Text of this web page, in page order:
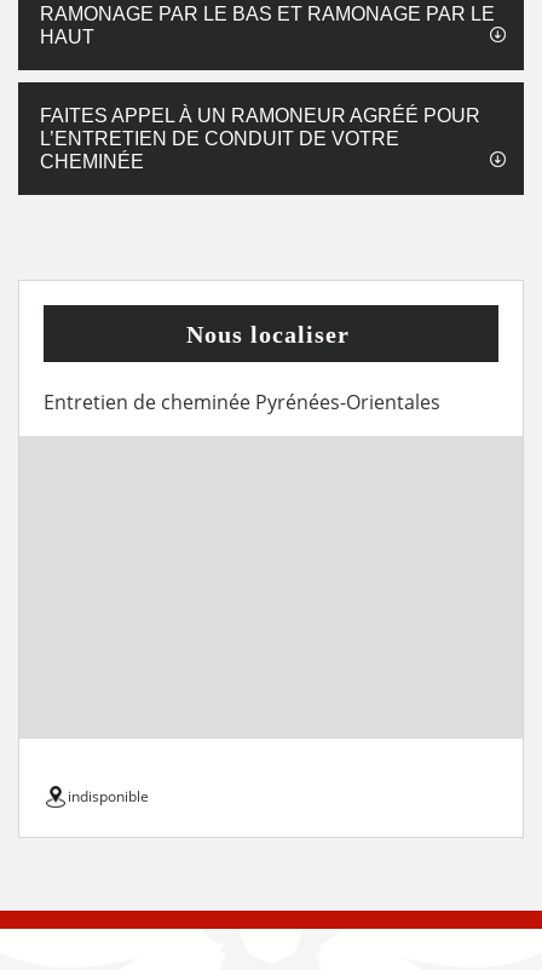
RAMONAGE PAR LE BAS ET RAMONAGE PAR LE
HAUT
FAITES APPEL À UN RAMONEUR AGRÉÉ POUR
L’ENTRETIEN DE CONDUIT DE VOTRE
CHEMINÉE
Nous localiser
Entretien de cheminée Pyrénées-Orientales
indisponible